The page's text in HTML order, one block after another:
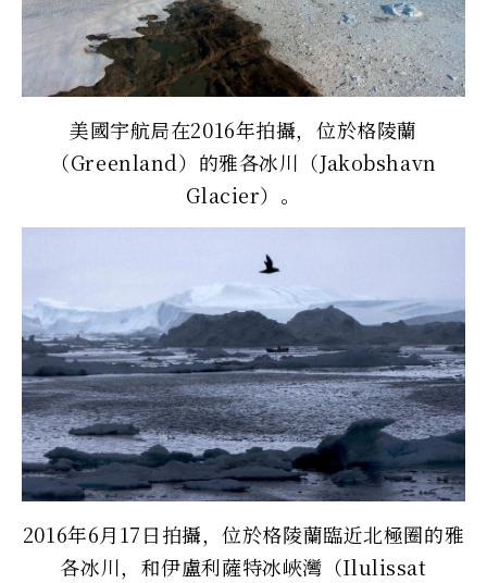
美國宇航局在2016年拍攝，位於格陵蘭
（Greenland）的雅各冰川（Jakobshavn
Glacier）。
2016年6月17日拍攝，位於格陵蘭臨近北極圈的雅
各冰川，和伊盧利薩特冰峽灣（Ilulissat